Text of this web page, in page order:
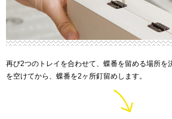
再び2つのトレイを合わせて、蝶番を留める場所を
を空けてから、蝶番を2ヶ所釘留めします。